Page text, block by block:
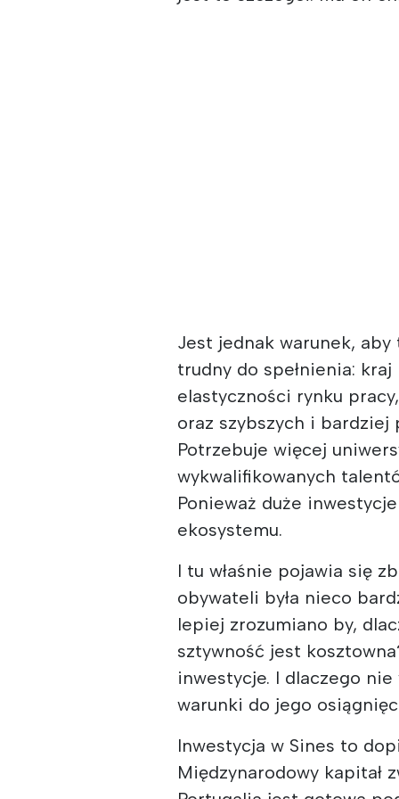
Jest jednak warunek,
trudny do spełnienia:
elastyczności rynku
oraz szybszych i
Potrzebuje więcej
wykwalifikowanych
Ponieważ duże
ekosystemu.
I tu właśnie pojawia się
obywateli była nieco
lepiej zrozumiano by,
sztywność jest
inwestycje. I dlaczego
warunki do jego
Inwestycja w Sines to
Międzynarodowy kapitał